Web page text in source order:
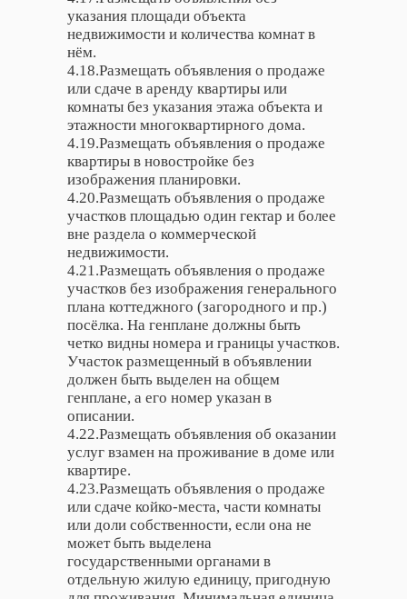
указания площади объекта
недвижимости и количества комнат в
нём.
4.18.Размещать объявления о продаже
или сдаче в аренду квартиры или
комнаты без указания этажа объекта и
этажности многоквартирного дома.
4.19.Размещать объявления о продаже
квартиры в новостройке без
изображения планировки.
4.20.Размещать объявления о продаже
участков площадью один гектар и более
вне раздела о коммерческой
недвижимости.
4.21.Размещать объявления о продаже
участков без изображения генерального
плана коттеджного (загородного и пр.)
посёлка. На генплане должны быть
четко видны номера и границы участков.
Участок размещенный в объявлении
должен быть выделен на общем
генплане, а его номер указан в
описании.
4.22.Размещать объявления об оказании
услуг взамен на проживание в доме или
квартире.
4.23.Размещать объявления о продаже
или сдаче койко-места, части комнаты
или доли собственности, если она не
может быть выделена
государственными органами в
отдельную жилую единицу, пригодную